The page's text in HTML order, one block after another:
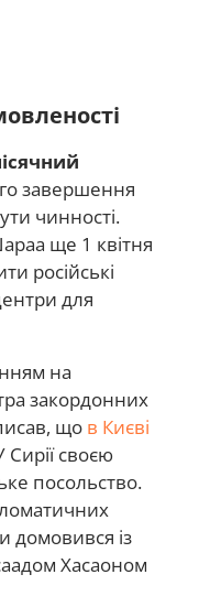
завершення
чинності.
ще 1 квітня
російські
для
на
закордонних
що в Києві
Сирії своєю
посольство.
домовився із
Хасаоном